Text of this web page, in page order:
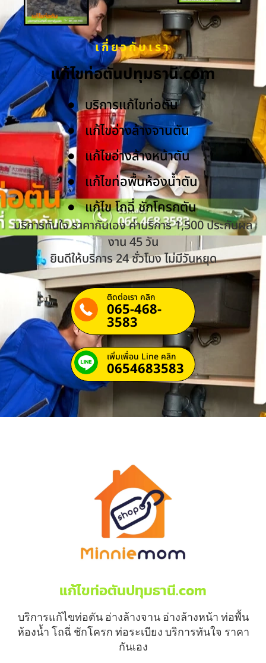
เกี่ยวกับเรา
แก้ไขท่อตันปทุมธานี.com
บริการแก้ไขท่อตัน
แก้ไขอ่างล้างจานตัน
แก้ไขอ่างล้างหน้าตัน
แก้ไขท่อพื้นห้องน้ำตัน
แก้ไข โถฉี่ ชักโครกตัน
บริการทันใจ ราคากันเอง ค่าบริการ 1,500 ประกันผล
งาน 45 วัน
ยินดีให้บริการ 24 ชั่วโมง ไม่มีวันหยุด
ติดต่อเรา คลิก
065-468-
3583
เพิ่มเพื่อน Line คลิก
0654683583
แก้ไขท่อตันปทุมธานี.com
บริการแก้ไขท่อตัน อ่างล้างจาน อ่างล้างหน้า ท่อพื้น
ห้องน้ำ โถฉี่ ชักโครก ท่อระเบียง บริการทันใจ ราคา
กันเอง